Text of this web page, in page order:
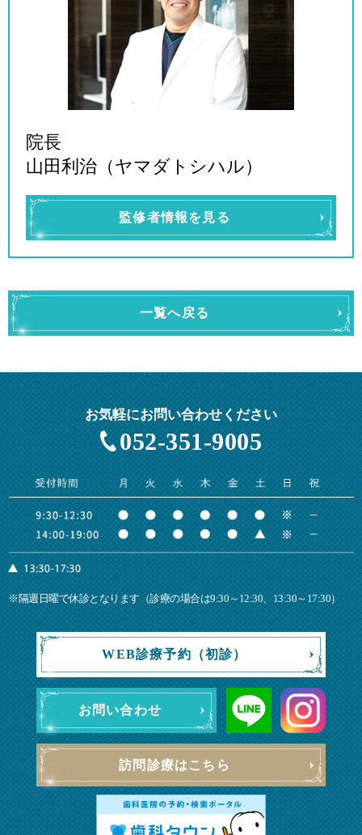
院長
山田利治（ヤマダトシハル）
監修者情報を見る
一覧へ戻る
お気軽にお問い合わせください
052-351-9005
※隔週日曜で休診となります（診療の場合は9:30～12:30、13:30～17:30）
WEB診療予約（初診）
お問い合わせ
訪問診療はこちら